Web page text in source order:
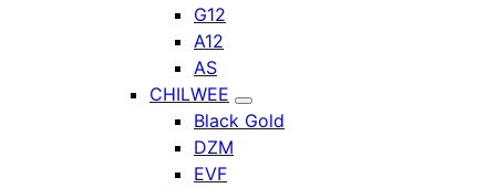
G12
A12
AS
CHILWEE
Black Gold
DZM
EVF